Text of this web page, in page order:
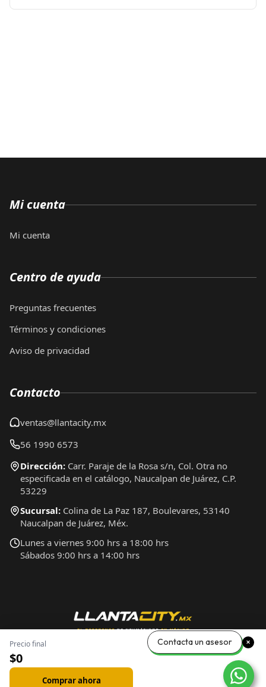
Precio final
$0
Comprar ahora
Mi cuenta
Mi cuenta
Centro de ayuda
Preguntas frecuentes
Términos y condiciones
Aviso de privacidad
Contacto
ventas@llantacity.mx
56 1990 6573
Dirección: Carr. Paraje de la Rosa s/n, Col. Otra no
especificada en el catálogo, Naucalpan de Juárez, C.P.
53229
Sucursal: Colina de La Paz 187, Boulevares, 53140
Naucalpan de Juárez, Méx.
Lunes a viernes 9:00 hrs a 18:00 hrs
Sábados 9:00 hrs a 14:00 hrs
Contacta un asesor